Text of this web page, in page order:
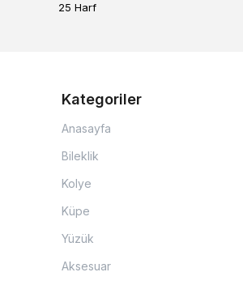
25 Harf
Kategoriler
Anasayfa
Bileklik
Kolye
Küpe
Yüzük
Aksesuar